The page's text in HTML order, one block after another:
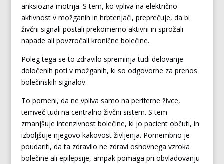
anksiozna motnja. S tem, ko vpliva na električno
aktivnost v možganih in hrbtenjači, preprečuje, da bi
živčni signali postali prekomerno aktivni in sprožali
napade ali povzročali kronične bolečine.
Poleg tega se to zdravilo spreminja tudi delovanje
določenih poti v možganih, ki so odgovorne za prenos
bolečinskih signalov.
To pomeni, da ne vpliva samo na periferne živce,
temveč tudi na centralno živčni sistem. S tem
zmanjšuje intenzivnost bolečine, ki jo pacient občuti, in
izboljšuje njegovo kakovost življenja. Pomembno je
poudariti, da ta zdravilo ne zdravi osnovnega vzroka
bolečine ali epilepsije, ampak pomaga pri obvladovanju